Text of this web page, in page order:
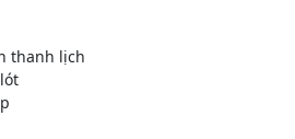
thanh lịch